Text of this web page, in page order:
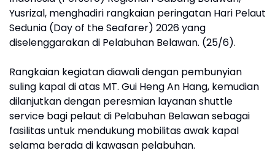
Yusrizal, menghadiri rangkaian peringatan Hari Pelaut
Sedunia (Day of the Seafarer) 2026 yang
diselenggarakan di Pelabuhan Belawan. (25/6).
Rangkaian kegiatan diawali dengan pembunyian
suling kapal di atas MT. Gui Heng An Hang, kemudian
dilanjutkan dengan peresmian layanan shuttle
service bagi pelaut di Pelabuhan Belawan sebagai
fasilitas untuk mendukung mobilitas awak kapal
selama berada di kawasan pelabuhan.